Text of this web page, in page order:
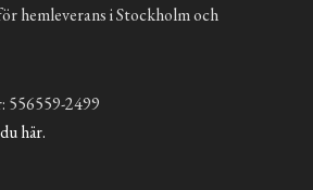
hemleverans i Stockholm och
556559-2499
här.